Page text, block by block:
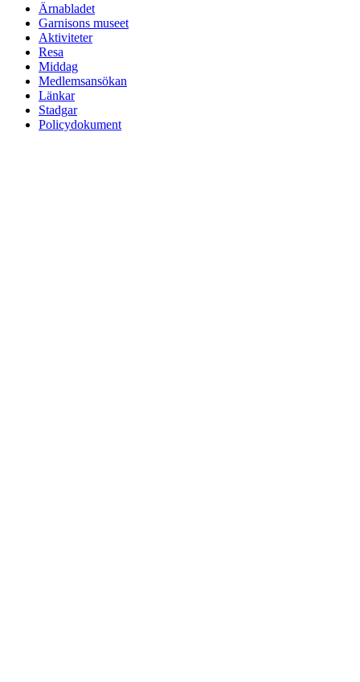
Ärnabladet
Garnisons museet
Aktiviteter
Resa
Middag
Medlemsansökan
Länkar
Stadgar
Policydokument